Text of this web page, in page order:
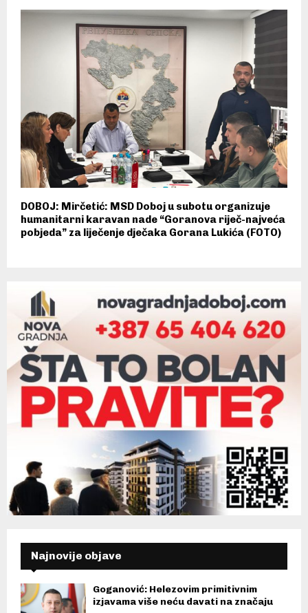
DOBOJ: Mirčetić: MSD Doboj u subotu organizuje
humanitarni karavan nade “Goranova riječ-najveća
pobjeda” za liječenje dječaka Gorana Lukića (FOTO)
Najnovije objave
Goganović: Helezovim primitivnim
izjavama više neću davati na značaju